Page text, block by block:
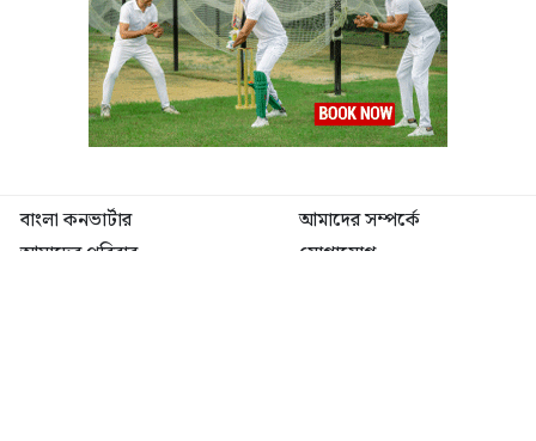
বাংলা কনভার্টার
আমাদের সম্পর্কে
আমাদের পরিবার
যোগাযোগ